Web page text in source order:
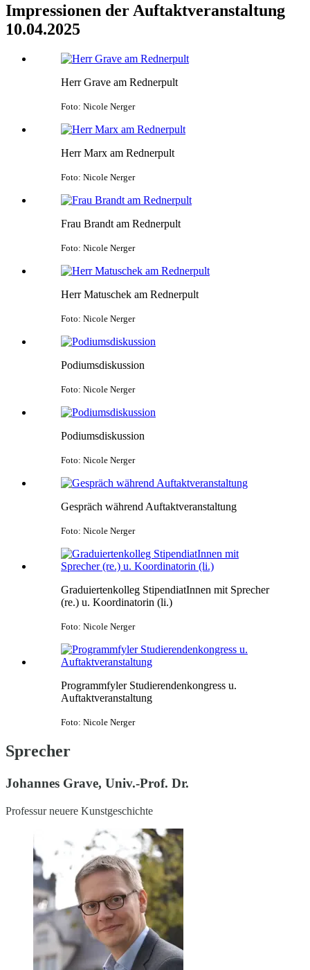
Impressionen der Auftaktveranstaltung
10.04.2025
Herr Grave am Rednerpult
Foto: Nicole Nerger
Herr Marx am Rednerpult
Foto: Nicole Nerger
Frau Brandt am Rednerpult
Foto: Nicole Nerger
Herr Matuschek am Rednerpult
Foto: Nicole Nerger
Podiumsdiskussion
Foto: Nicole Nerger
Podiumsdiskussion
Foto: Nicole Nerger
Gespräch während Auftaktveranstaltung
Foto: Nicole Nerger
Graduiertenkolleg StipendiatInnen mit Sprecher
(re.) u. Koordinatorin (li.)
Foto: Nicole Nerger
Programmfyler Studierendenkongress u.
Auftaktveranstaltung
Foto: Nicole Nerger
Sprecher
Johannes Grave, Univ.-Prof. Dr.
Professur neuere Kunstgeschichte